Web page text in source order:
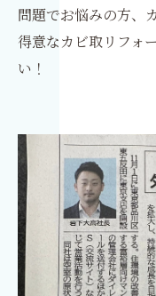
問題でお悩みの方、
得意なカビ取リフォ
い！